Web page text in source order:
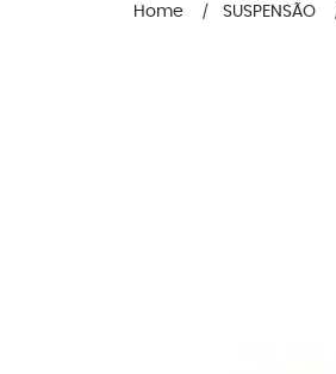
Home SUSPENSÃO